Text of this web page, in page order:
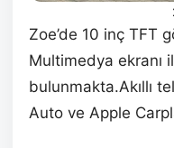
Zoe’de 10 inç TFT
Multimedya ekranı
bulunmakta.Akıllı
Auto ve Apple